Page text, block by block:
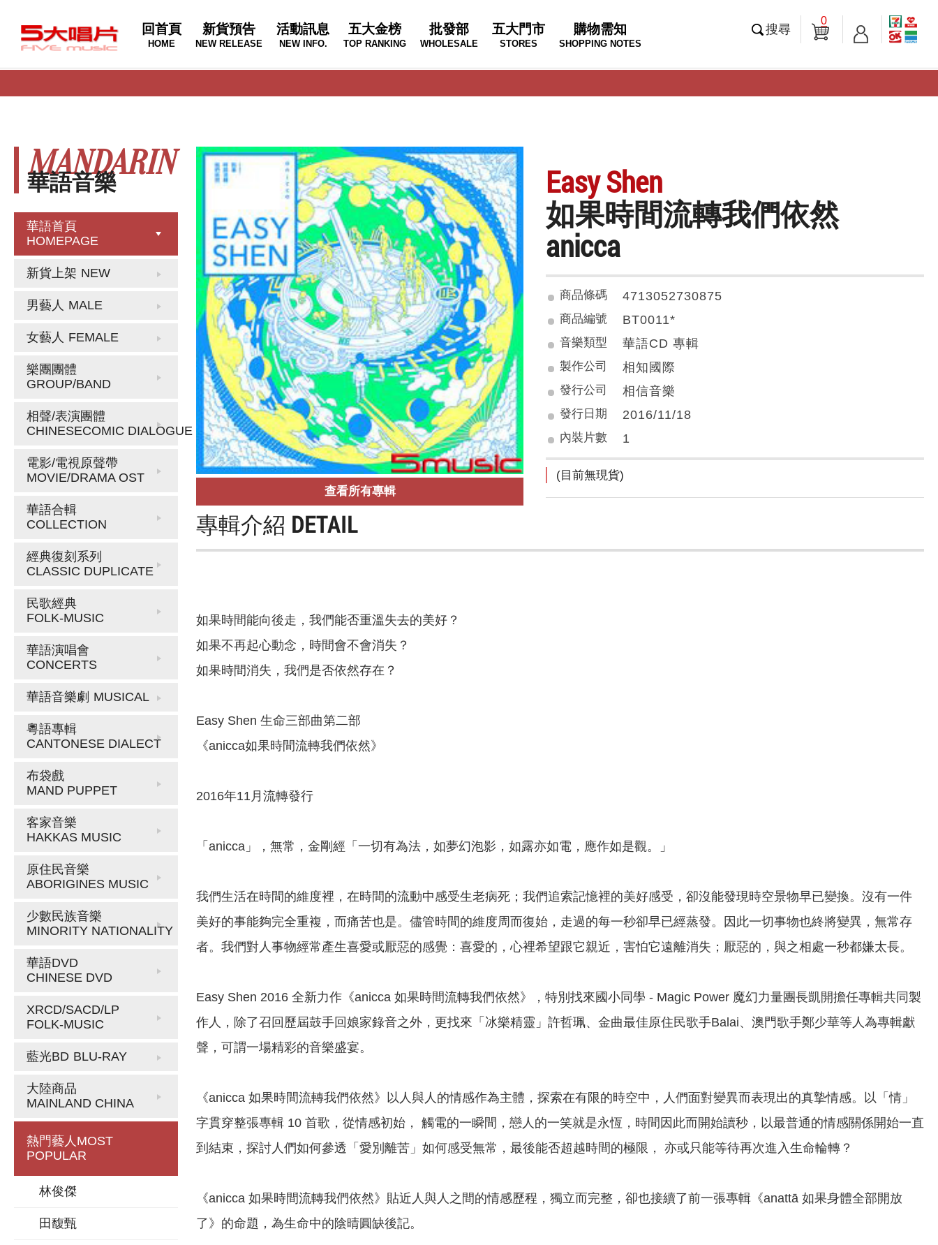
回首頁
HOME
新貨預告
NEW RELEASE
活動訊息
NEW INFO.
五大金榜
TOP RANKING
批發部
WHOLESALE
五大門市
STORES
購物需知
SHOPPING NOTES
搜尋
0
華語音樂
MANDARIN
華語首頁
HOMEPAGE
新貨上架 NEW
男藝人 MALE
女藝人 FEMALE
樂團團體
GROUP/BAND
相聲/表演團體
CHINESECOMIC DIALOGUE
電影/電視原聲帶
MOVIE/DRAMA OST
華語合輯
COLLECTION
經典復刻系列
CLASSIC DUPLICATE
民歌經典
FOLK-MUSIC
華語演唱會
CONCERTS
華語音樂劇 MUSICAL
粵語專輯
CANTONESE DIALECT
布袋戲
MAND PUPPET
客家音樂
HAKKAS MUSIC
原住民音樂
ABORIGINES MUSIC
少數民族音樂
MINORITY NATIONALITY
華語DVD
CHINESE DVD
XRCD/SACD/LP
FOLK-MUSIC
藍光BD BLU-RAY
大陸商品
MAINLAND CHINA
熱門藝人 MOST
POPULAR
林俊傑
田馥甄
查看所有專輯
Easy Shen
如果時間流轉我們依然
anicca
商品條碼 4713052730875
商品編號 BT0011*
音樂類型 華語CD 專輯
製作公司 相知國際
發行公司 相信音樂
發行日期 2016/11/18
內裝片數 1
(目前無現貨)
專輯介紹 DETAIL
如果時間能向後走，我們能否重溫失去的美好？
如果不再起心動念，時間會不會消失？
如果時間消失，我們是否依然存在？
Easy Shen 生命三部曲第二部
《anicca如果時間流轉我們依然》
2016年11月流轉發行
「anicca」，無常，金剛經「一切有為法，如夢幻泡影，如露亦如電，應作如是觀。」
我們生活在時間的維度裡，在時間的流動中感受生老病死；我們追索記憶裡的美好感受，卻沒能發現時空景物早已變換。沒有一件
美好的事能夠完全重複，而痛苦也是。儘管時間的維度周而復始，走過的每一秒卻早已經蒸發。因此一切事物也終將變異，無常存
者。我們對人事物經常產生喜愛或厭惡的感覺：喜愛的，心裡希望跟它親近，害怕它遠離消失；厭惡的，與之相處一秒都嫌太長。
Easy Shen 2016 全新力作《anicca 如果時間流轉我們依然》，特別找來國小同學 - Magic Power 魔幻力量團長凱開擔任專輯共同製
作人，除了召回歷屆鼓手回娘家錄音之外，更找來「冰樂精靈」許哲珮、金曲最佳原住民歌手Balai、澳門歌手鄭少華等人為專輯獻
聲，可謂一場精彩的音樂盛宴。
《anicca 如果時間流轉我們依然》以人與人的情感作為主體，探索在有限的時空中，人們面對變異而表現出的真摯情感。以「情」
字貫穿整張專輯 10 首歌，從情感初始， 觸電的一瞬間，戀人的一笑就是永恆，時間因此而開始讀秒，以最普通的情感關係開始一直
到結束，探討人們如何參透「愛別離苦」如何感受無常，最後能否超越時間的極限， 亦或只能等待再次進入生命輪轉？
《anicca 如果時間流轉我們依然》貼近人與人之間的情感歷程，獨立而完整，卻也接續了前一張專輯《anattā 如果身體全部開放
了》的命題，為生命中的陰晴圓缺後記。